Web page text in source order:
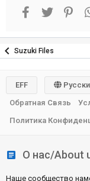
Facebook
Twitter
Suzuki Files
О нас/About
Наше сообщество
EFF
Обратная Связь
Политика